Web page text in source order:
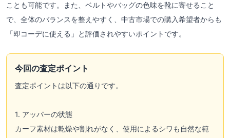
ことも可能です。また、ベルトやバッグの色味を靴に寄せること
で、全体のバランスを整えやすく、中古市場での購入希望者からも
「即コーデに使える」と評価されやすいポイントです。
今回の査定ポイント
査定ポイントは以下の通りです。
1. アッパーの状態
カーフ素材は乾燥や割れがなく、使用によるシワも自然な範